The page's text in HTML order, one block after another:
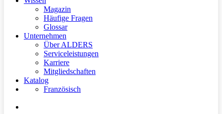
Magazin
Häufige Fragen
Glossar
Unternehmen
Über ALDERS
Serviceleistungen
Karriere
Mitgliedschaften
Katalog
Französisch